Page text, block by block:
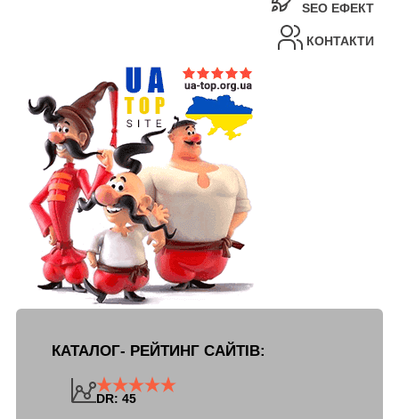
SEO ЕФЕКТ
КОНТАКТИ
КАТАЛОГ- РЕЙТИНГ САЙТІВ:
DR: 45